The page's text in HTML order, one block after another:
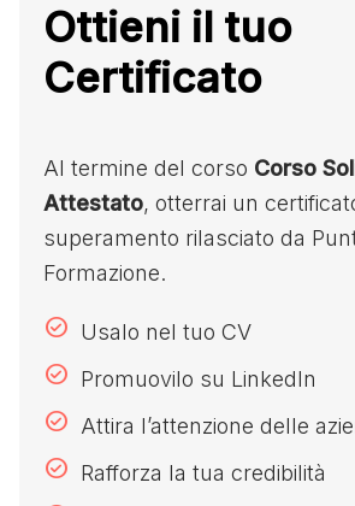
Ottieni il tuo
Certificato
Al termine del corso Corso
Attestato, otterrai un
superamento rilasciato da
Formazione.
Usalo nel tuo CV
Promuovilo su LinkedIn
Attira l’attenzione delle
Rafforza la tua credibilità